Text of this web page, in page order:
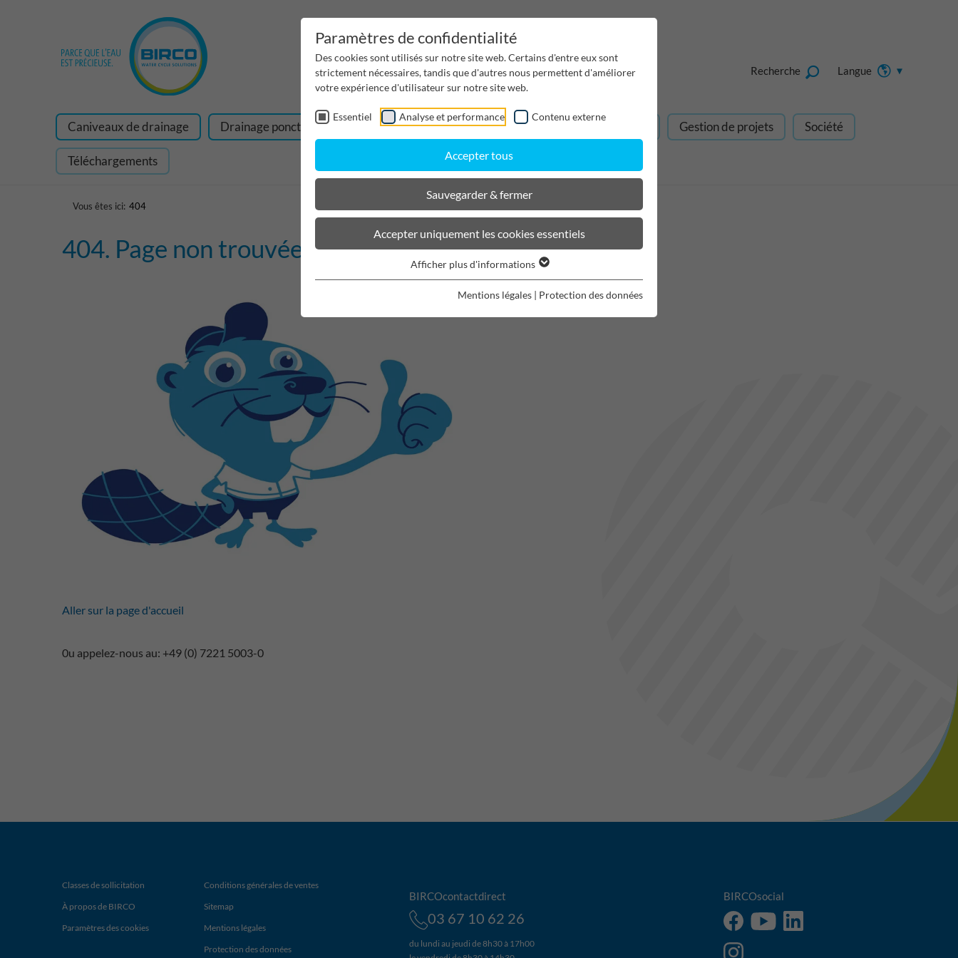
Langue
Recherche
Caniveaux de drainage Drainage ponctuel Gestion de l'eau Canaux de distribution Gestion de projets Société
Téléchargements
Vous êtes ici: 404
404. Page non trouvée.
Aller sur la page d'accueil
0u appelez-nous au: +49 (0) 7221 5003-0
BIRCOcontactdirect
03 67 10 62 26
du lundi au jeudi de 8h30 à 17h00
BIRCOsocial
Classes de sollicitation
À propos de BIRCO
Paramètres des cookies
Conditions générales de ventes
Sitemap
Mentions légales
Protection des données
Paramètres de confidentialité
Des cookies sont utilisés sur notre site web. Certains d'entre eux sont
strictement nécessaires, tandis que d'autres nous permettent d'améliorer
votre expérience d'utilisateur sur notre site web.
Essentiel Analyse et performance Contenu externe
Accepter tous
Sauvegarder & fermer
Accepter uniquement les cookies essentiels
Afficher plus d'informations
Mentions légales Protection des données